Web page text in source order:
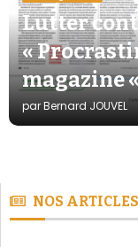
Lutter
«
magazine
parBernard JOUVEL
NOS